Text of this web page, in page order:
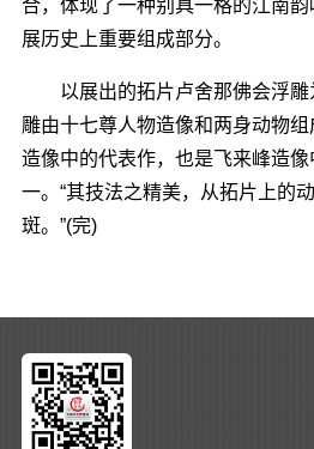
合，体现了一种别具一格的江南
展历史上重要组成部分。
以展出的拓片卢舍那佛会浮雕
雕由十七尊人物造像和两身动物
造像中的代表作，也是飞来峰造
一。“其技法之精美，从拓片上的
斑。”(完)